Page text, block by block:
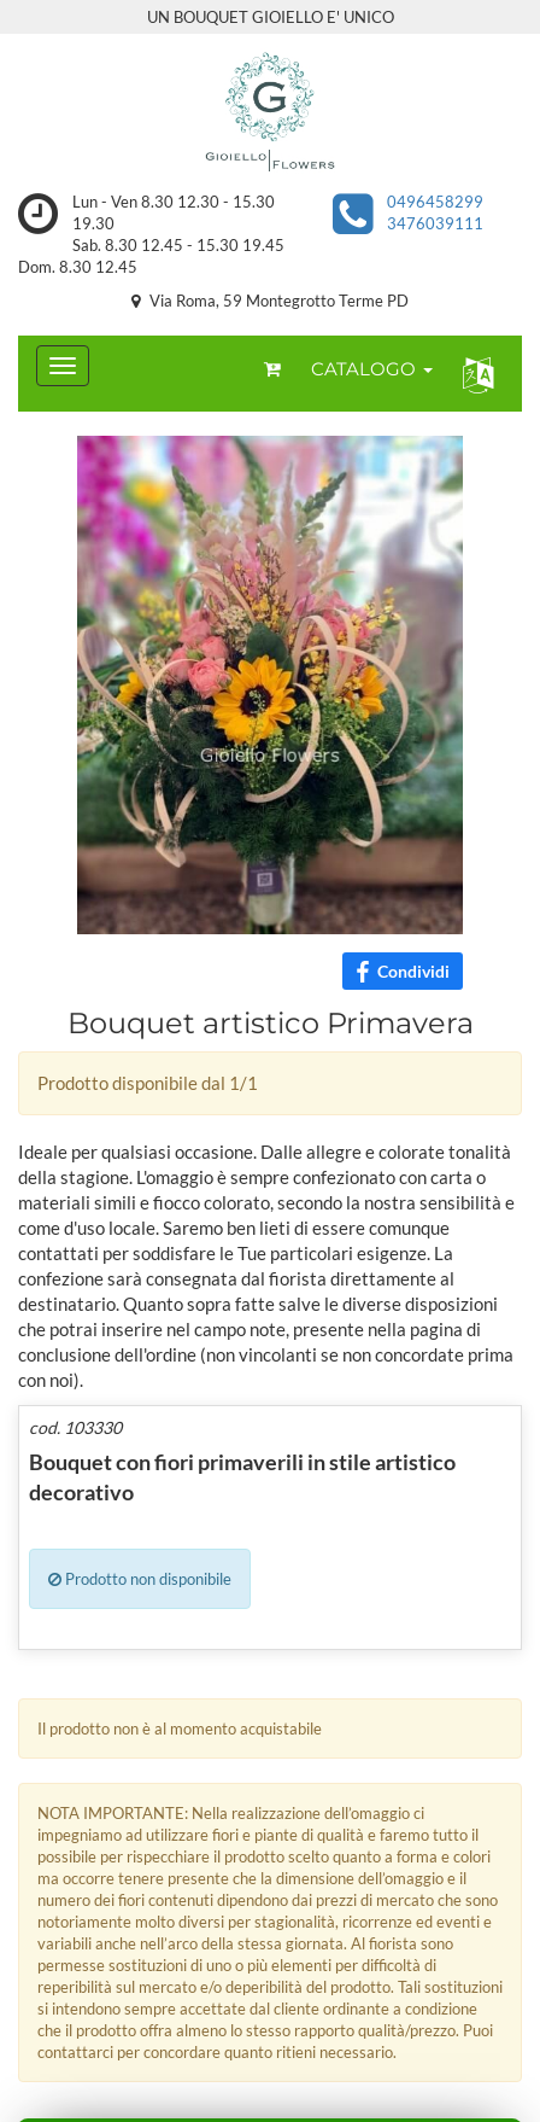
UN BOUQUET GIOIELLO E' UNICO
Lun - Ven 8.30 12.30 - 15.30
19.30
Sab. 8.30 12.45 - 15.30 19.45
Dom. 8.30 12.45
0496458299
3476039111
Via Roma, 59 Montegrotto Terme PD
CATALOGO
Condividi
Bouquet artistico Primavera
Prodotto disponibile dal 1/1
Ideale per qualsiasi occasione. Dalle allegre e colorate tonalità
della stagione. L'omaggio è sempre confezionato con carta o
materiali simili e fiocco colorato, secondo la nostra sensibilità e
come d'uso locale. Saremo ben lieti di essere comunque
contattati per soddisfare le Tue particolari esigenze. La
confezione sarà consegnata dal fiorista direttamente al
destinatario. Quanto sopra fatte salve le diverse disposizioni
che potrai inserire nel campo note, presente nella pagina di
conclusione dell'ordine (non vincolanti se non concordate prima
con noi).
cod. 103330
Bouquet con fiori primaverili in stile artistico
decorativo
Prodotto non disponibile
Il prodotto non è al momento acquistabile
NOTA IMPORTANTE: Nella realizzazione dell’omaggio ci
impegniamo ad utilizzare fiori e piante di qualità e faremo tutto il
possibile per rispecchiare il prodotto scelto quanto a forma e colori
ma occorre tenere presente che la dimensione dell’omaggio e il
numero dei fiori contenuti dipendono dai prezzi di mercato che sono
notoriamente molto diversi per stagionalità, ricorrenze ed eventi e
variabili anche nell’arco della stessa giornata. Al fiorista sono
permesse sostituzioni di uno o più elementi per difficoltà di
reperibilità sul mercato e/o deperibilità del prodotto. Tali sostituzioni
si intendono sempre accettate dal cliente ordinante a condizione
che il prodotto offra almeno lo stesso rapporto qualità/prezzo. Puoi
contattarci per concordare quanto ritieni necessario.